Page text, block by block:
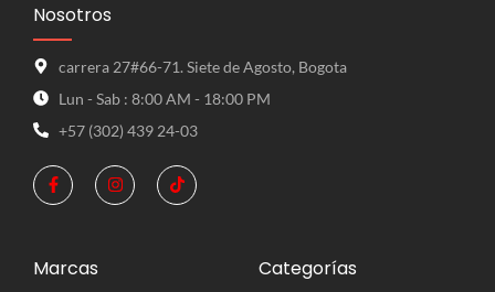
Nosotros
carrera 27#66-71. Siete de Agosto, Bogota
Lun - Sab : 8:00 AM - 18:00 PM
+57 (302) 439 24-03
Marcas Categorías